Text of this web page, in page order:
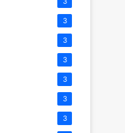
3
3
3
3
3
3